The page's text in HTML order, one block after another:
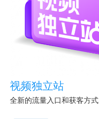
视频独立站
全新的流量入口和获客方式